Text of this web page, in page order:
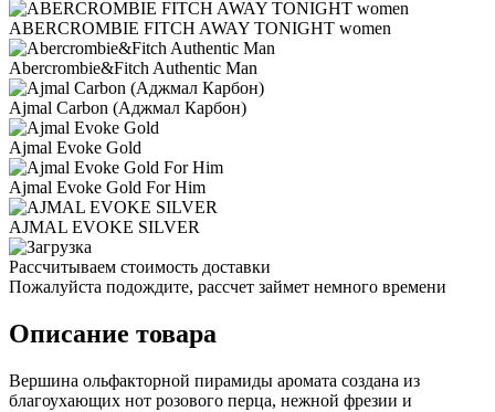
ABERCROMBIE FITCH AWAY TONIGHT women
Abercrombie&Fitch Authentic Man
Ajmal Carbon (Аджмал Карбон)
Ajmal Evoke Gold
Ajmal Evoke Gold For Him
AJMAL EVOKE SILVER
Рассчитываем стоимость доставки
Пожалуйста подождите, рассчет займет немного времени
Описание товара
Вершина ольфакторной пирамиды аромата создана из
благоухающих нот розового перца, нежной фрезии и